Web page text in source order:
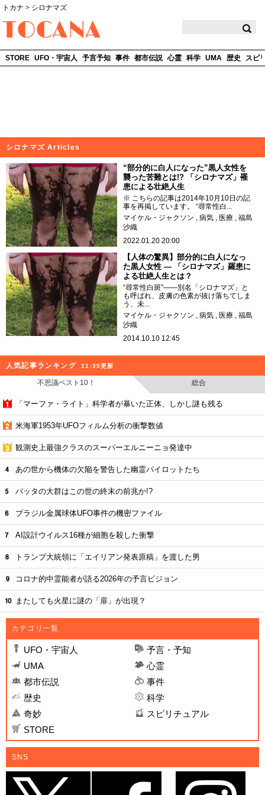
トカナ > シロナマズ
STORE UFO・宇宙人 予言予知 事件 都市伝説 心霊 科学 UMA 歴史 スピ
シロナマズ Articles
“部分的に白人になった”黒人女性を
襲った苦難とは!? 「シロナマズ」罹
患による壮絶人生
※ こちらの記事は2014年10月10日の記
事を再掲しています。 “尋常性白...
マイケル・ジャクソン
病気 医療
福島
沙織
2022.01.20 20:00
【人体の驚異】部分的に白人になっ
た黒人女性 ― 「シロナマズ」羅患に
よる壮絶人生とは？
“尋常性白斑”――別名「シロナマズ」と
も呼ばれ、皮膚の色素が抜け落ちてしま
う、未...
マイケル・ジャクソン
病気 医療
福島
沙織
2014.10.10 12:45
人気記事ランキング 11:35更新
不思議ベスト10！ 総合
「マーファ・ライト」科学者が暴いた正体、しかし謎も残る
米海軍1953年UFOフィルム分析の衝撃数値
観測史上最強クラスのスーパーエルニーニョ発達中
あの世から機体の欠陥を警告した幽霊パイロットたち
バッタの大群はこの世の終末の前兆か!?
ブラジル金属球体UFO事件の機密ファイル
AI設計ウイルス16種が細胞を殺した衝撃
トランプ大統領に「エイリアン発表原稿」を渡した男
コロナ的中霊能者が語る2026年の予言ビジョン
またしても火星に謎の「扉」が出現？
カテゴリ一覧
UFO・宇宙人
予言・予知
UMA
心霊
都市伝説
事件
歴史
科学
奇妙
スピリチュアル
STORE
SNS